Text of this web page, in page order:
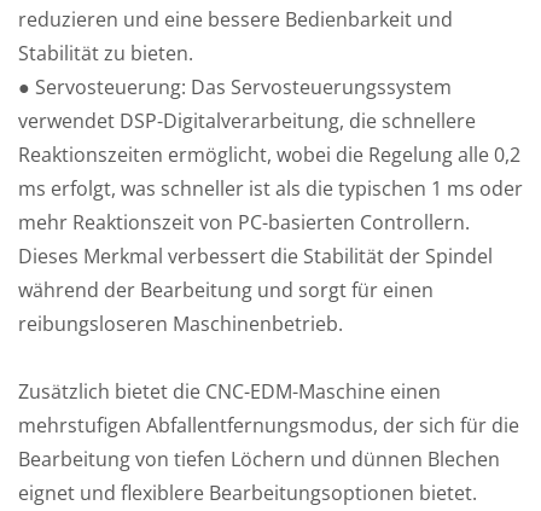
reduzieren und eine bessere Bedienbarkeit und
Stabilität zu bieten.
● Servosteuerung: Das Servosteuerungssystem
verwendet DSP-Digitalverarbeitung, die schnellere
Reaktionszeiten ermöglicht, wobei die Regelung alle 0,2
ms erfolgt, was schneller ist als die typischen 1 ms oder
mehr Reaktionszeit von PC-basierten Controllern.
Dieses Merkmal verbessert die Stabilität der Spindel
während der Bearbeitung und sorgt für einen
reibungsloseren Maschinenbetrieb.
Zusätzlich bietet die CNC-EDM-Maschine einen
mehrstufigen Abfallentfernungsmodus, der sich für die
Bearbeitung von tiefen Löchern und dünnen Blechen
eignet und flexiblere Bearbeitungsoptionen bietet.